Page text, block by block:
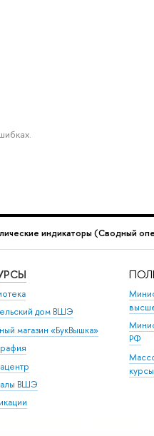
индикаторы (Сводный
дом ВШЭ
магазин «БукВышка»
ВШЭ
РФ
курсы